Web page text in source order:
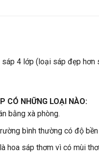
4 lớp (loại sáp đẹp
CÓ NHỮNG LOẠI NÀO:
bằng xà phòng.
bình thường có độ
hoa sáp thơm vì có mùi